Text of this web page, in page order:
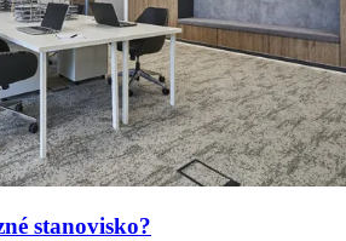
stanovisko?